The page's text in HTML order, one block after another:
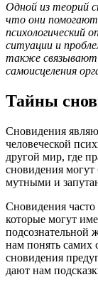
Одной из теорий
что они
психологический
ситуации и
также связывают
самоисцеления
Тайны
Сновидения
человеческой
другой мир, где
сновидения
мутными и
Сновидения
которые могут
подсознательной
нам понять самих
сновидения
дают нам